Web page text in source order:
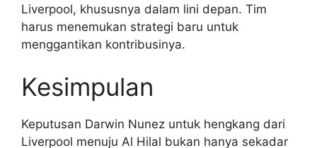
Liverpool, khususnya dalam lini depan. Tim
harus menemukan strategi baru untuk
menggantikan kontribusinya.
Kesimpulan
Keputusan Darwin Nunez untuk hengkang dari
Liverpool menuju Al Hilal bukan hanya sekadar